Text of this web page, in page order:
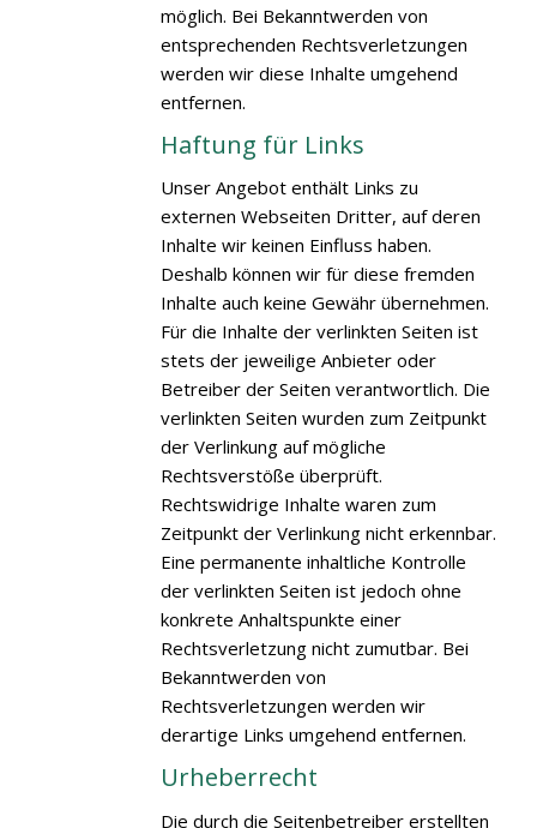
möglich. Bei Bekanntwerden von
entsprechenden Rechtsverletzungen
werden wir diese Inhalte umgehend
entfernen.
Haftung für Links
Unser Angebot enthält Links zu
externen Webseiten Dritter, auf deren
Inhalte wir keinen Einfluss haben.
Deshalb können wir für diese fremden
Inhalte auch keine Gewähr übernehmen.
Für die Inhalte der verlinkten Seiten ist
stets der jeweilige Anbieter oder
Betreiber der Seiten verantwortlich. Die
verlinkten Seiten wurden zum Zeitpunkt
der Verlinkung auf mögliche
Rechtsverstöße überprüft.
Rechtswidrige Inhalte waren zum
Zeitpunkt der Verlinkung nicht erkennbar.
Eine permanente inhaltliche Kontrolle
der verlinkten Seiten ist jedoch ohne
konkrete Anhaltspunkte einer
Rechtsverletzung nicht zumutbar. Bei
Bekanntwerden von
Rechtsverletzungen werden wir
derartige Links umgehend entfernen.
Urheberrecht
Die durch die Seitenbetreiber erstellten